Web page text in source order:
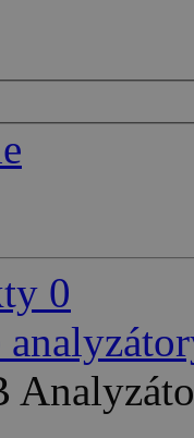
0